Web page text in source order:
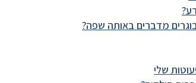
מדברים באותה שפה?
שלי